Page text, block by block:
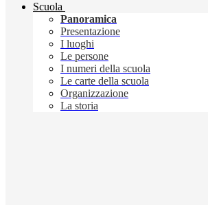
Scuola
Panoramica
Presentazione
I luoghi
Le persone
I numeri della scuola
Le carte della scuola
Organizzazione
La storia